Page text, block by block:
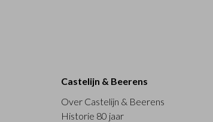
Castelijn & Beerens
Over Castelijn & Beerens
Historie 80 jaar